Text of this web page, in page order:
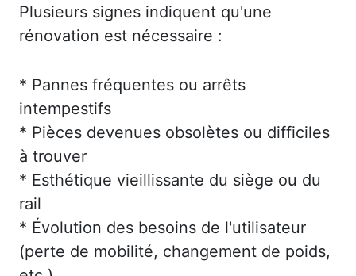
Plusieurs signes indiquent qu'une
rénovation est nécessaire :
* Pannes fréquentes ou arrêts
intempestifs
* Pièces devenues obsolètes ou difficiles
à trouver
* Esthétique vieillissante du siège ou du
rail
* Évolution des besoins de l'utilisateur
(perte de mobilité, changement de poids,